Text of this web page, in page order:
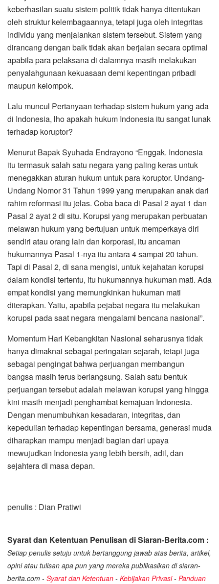
keberhasilan suatu sistem politik tidak hanya ditentukan
oleh struktur kelembagaannya, tetapi juga oleh integritas
individu yang menjalankan sistem tersebut. Sistem yang
dirancang dengan baik tidak akan berjalan secara optimal
apabila para pelaksana di dalamnya masih melakukan
penyalahgunaan kekuasaan demi kepentingan pribadi
maupun kelompok.
Lalu muncul Pertanyaan terhadap sistem hukum yang ada
di Indonesia, lho apakah hukum Indonesia itu sangat lunak
terhadap koruptor?
Menurut Bapak Syuhada Endrayono “Enggak. Indonesia
itu termasuk salah satu negara yang paling keras untuk
menegakkan aturan hukum untuk para koruptor. Undang-
Undang Nomor 31 Tahun 1999 yang merupakan anak dari
rahim reformasi itu jelas. Coba baca di Pasal 2 ayat 1 dan
Pasal 2 ayat 2 di situ. Korupsi yang merupakan perbuatan
melawan hukum yang bertujuan untuk memperkaya diri
sendiri atau orang lain dan korporasi, itu ancaman
hukumannya Pasal 1-nya itu antara 4 sampai 20 tahun.
Tapi di Pasal 2, di sana mengisi, untuk kejahatan korupsi
dalam kondisi tertentu, itu hukumannya hukuman mati. Ada
empat kondisi yang memungkinkan hukuman mati
diterapkan. Yaitu, apabila pejabat negara itu melakukan
korupsi pada saat negara mengalami bencana nasional”.
Momentum Hari Kebangkitan Nasional seharusnya tidak
hanya dimaknai sebagai peringatan sejarah, tetapi juga
sebagai pengingat bahwa perjuangan membangun
bangsa masih terus berlangsung. Salah satu bentuk
perjuangan tersebut adalah melawan korupsi yang hingga
kini masih menjadi penghambat kemajuan Indonesia.
Dengan menumbuhkan kesadaran, integritas, dan
kepedulian terhadap kepentingan bersama, generasi muda
diharapkan mampu menjadi bagian dari upaya
mewujudkan Indonesia yang lebih bersih, adil, dan
sejahtera di masa depan.
penulis : Dian Pratiwi
Syarat dan Ketentuan Penulisan di Siaran-Berita.com :
Setiap penulis setuju untuk bertanggung jawab atas berita, artikel,
opini atau tulisan apa pun yang mereka publikasikan di siaran-
berita.com - Syarat dan Ketentuan - Kebijakan Privasi- Panduan